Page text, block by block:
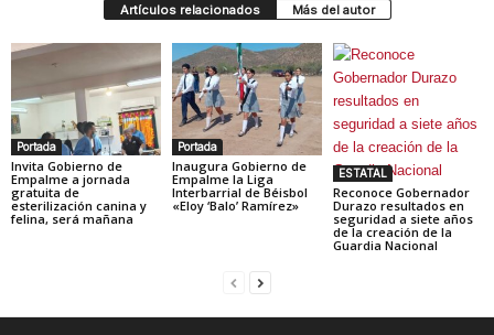
Artículos relacionados Más del autor
Portada
Invita Gobierno de
Empalme a jornada
gratuita de
esterilización canina y
felina, será mañana
Portada
Inaugura Gobierno de
Empalme la Liga
Interbarrial de Béisbol
«Eloy ‘Balo’ Ramírez»
ESTATAL
Reconoce Gobernador
Durazo resultados en
seguridad a siete años
de la creación de la
Guardia Nacional